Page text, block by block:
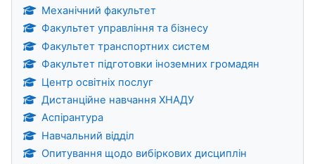
Механічний факультет
Факультет управління та бізнесу
Факультет транспортних систем
Факультет підготовки іноземних громадян
Центр освітніх послуг
Дистанційне навчання ХНАДУ
Аспірантура
Навчальний відділ
Опитування щодо вибіркових дисциплін